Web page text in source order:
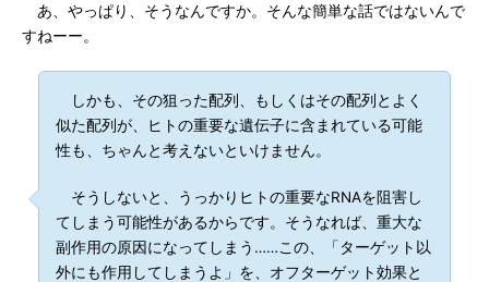
あ、やっぱり、そうなんですか。そんな簡単な話ではないんで
すねーー。
しかも、その狙った配列、もしくはその配列とよく
似た配列が、ヒトの重要な遺伝子に含まれている可能
性も、ちゃんと考えないといけません。
そうしないと、うっかりヒトの重要なRNAを阻害し
てしまう可能性があるからです。そうなれば、重大な
副作用の原因になってしまう……この、「ターゲット以
外にも作用してしまうよ」を、オフターゲット効果と